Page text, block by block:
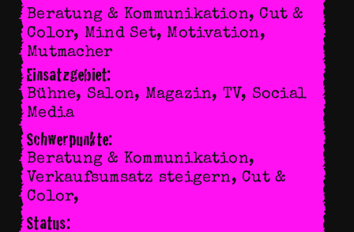
Beratung & Kommunikation, Cut &
Color, Mind Set, Motivation,
Mutmacher
Einsatzgebiet:
Bühne, Salon, Magazin, TV, Social
Media
Schwerpunkte:
Beratung & Kommunikation,
Verkaufsumsatz steigern, Cut &
Color,
Status: